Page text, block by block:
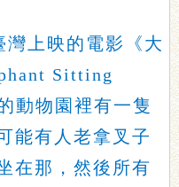
灣上映的電影《大
Sitting
動物園裡有一隻
能有人老拿叉子
在那，然後所有